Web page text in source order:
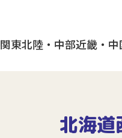
関東北陸・中部近畿・中
北海道